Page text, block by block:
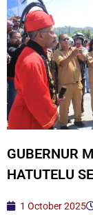
GUBERNUR
HATUTELU
1 October 2025